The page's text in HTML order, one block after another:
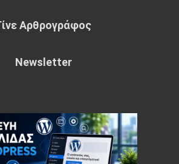
Αρθρογράφος
Newsletter